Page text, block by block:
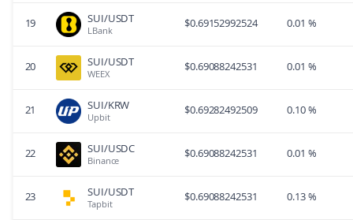
19 SUI/USDT
LBank $0.69152992524 0.01 %
20 SUI/USDT
WEEX $0.69088242531 0.01 %
21 SUI/KRW
Upbit $0.69282492509 0.10 %
22 SUI/USDC
Binance $0.69088242531 0.01 %
23 SUI/USDT
Tapbit $0.69088242531 0.13 %